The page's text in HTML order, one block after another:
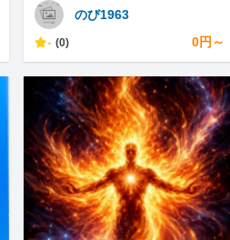
のび1963
- (0) 0円～